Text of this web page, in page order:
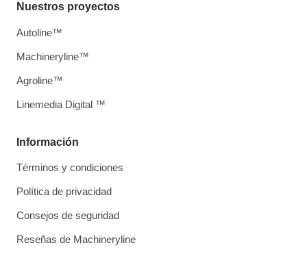
Información
Términos y condiciones
Política de privacidad
Consejos de seguridad
Reseñas de Machineryline
Nuestros proyectos
Autoline™
Machineryline™
Agroline™
Linemedia Digital ™